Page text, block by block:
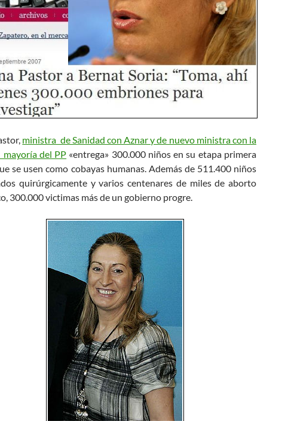
ministra de Sanidad con Aznar y de nuevo ministra con la
del PP «entrega» 300.000 niños en su etapa primera
se usen como cobayas humanas. Además de 511.400 niños
quirúrgicamente y varios centenares de miles de aborto
300.000 victimas más de un gobierno progre.